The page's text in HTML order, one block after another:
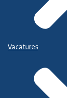
Vacatures